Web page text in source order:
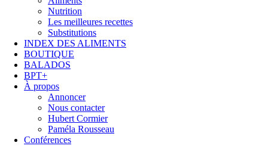
Nutrition
Les meilleures recettes
Substitutions
INDEX DES ALIMENTS
BOUTIQUE
BALADOS
BPT+
À propos
Annoncer
Nous contacter
Hubert Cormier
Paméla Rousseau
Conférences